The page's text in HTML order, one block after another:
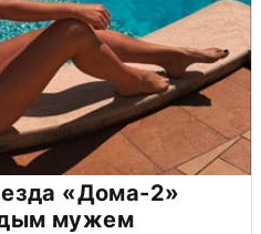
«Дома-2»
мужем